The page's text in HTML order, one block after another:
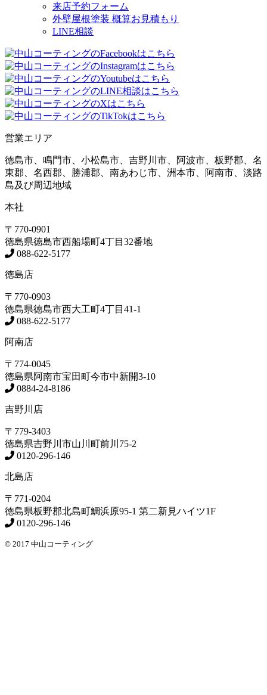
来店予約フォーム
外壁屋根塗装 概算お見積もり
LINE相談
営業エリア
徳島市、鳴門市、小松島市、吉野川市、阿波市、板野郡、名
東郡、名西郡、勝浦郡、南あわじ市、洲本市、阿南市、淡路
島及び周辺地域
本社
〒770-0901
徳島県徳島市西船場町4丁目32番地
088-622-5177
徳島店
〒770-0903
徳島県徳島市西大工町4丁目41-1
088-622-5177
阿南店
〒774-0045
徳島県阿南市宝田町今市中新開3-10
0884-24-8186
吉野川店
〒779-3403
徳島県吉野川市山川町前川75-2
0120-296-146
北島店
〒771-0204
徳島県板野郡北島町 鯛浜原95-1 第二新見ハイツ1F
0120-296-146
© 2017 中山コーティング